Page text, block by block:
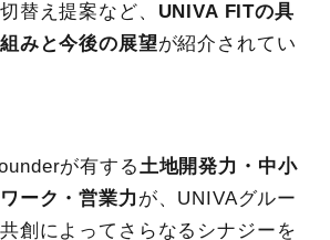
替え提案など、 UNIVA FITの具
みと今後の展望が紹介されてい
が有する 土地開発力・中小
ーク・営業力 が、UNIVAグルー
創によってさらなるシナジーを